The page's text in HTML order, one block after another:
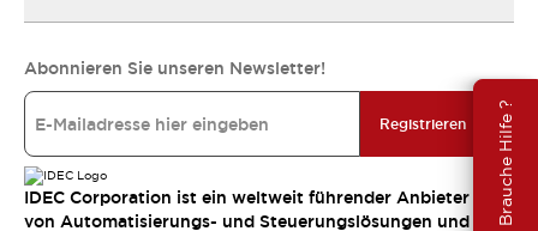
Brauche Hilfe ?
Abonnieren Sie unseren Newsletter!
Registrieren
IDEC Corporation ist ein weltweit führender Anbieter
von Automatisierungs- und Steuerungslösungen und